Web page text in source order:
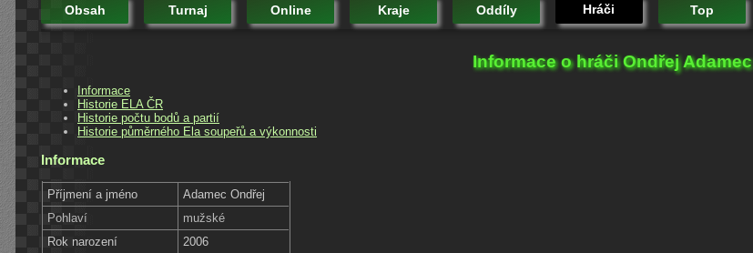
Obsah Turnaj Online Kraje Oddíly Hráči Top
Informace o hráči Ondřej Adamec
Informace
Historie ELA ČR
Historie počtu bodů a partií
Historie půměrného Ela soupeřů a výkonnosti
Informace
Příjmení a jméno
Adamec Ondřej
Pohlaví
mužské
Rok narození
2006